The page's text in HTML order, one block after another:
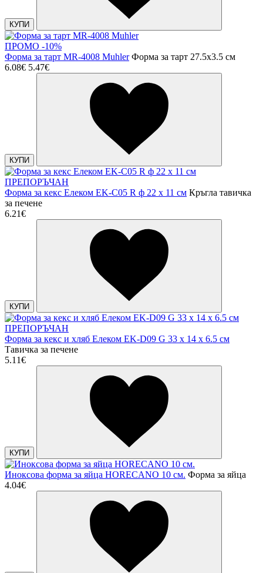
КУПИ
ПРОМО -10%
Форма за тарт MR-4008 Muhler Форма за тарт 27.5x3.5 см
6.08€ 5.47€
КУПИ
ПРЕПОРЪЧАН
Форма за кекс Елеком EK-C05 R ф 22 х 11 см Кръгла тавичка
за печене
6.21€
КУПИ
ПРЕПОРЪЧАН
Форма за кекс и хляб Елеком EK-D09 G 33 х 14 х 6.5 см
Тавичка за печене
5.11€
КУПИ
Иноксова форма за яйца HORECANO 10 см. Форма за яйца
4.04€